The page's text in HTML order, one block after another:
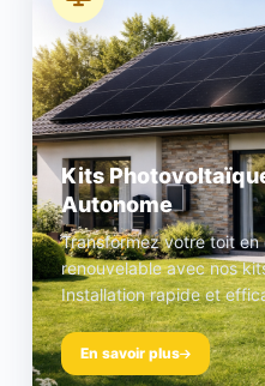
Kits
Autonome
Transformez votre toit en
renouvelable avec nos
Installation rapide et
En savoir plus